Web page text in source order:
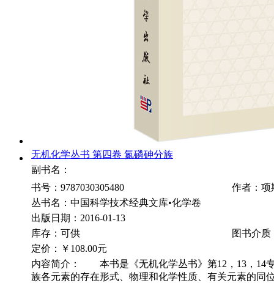
无机化学丛书 第四卷 氮磷砷分族
副书名：
书号：9787030305480
作者：项
丛书名：中国科学技术经典文库•化学卷
出版日期：2016-01-13
库存：可供
图书介质
定价：
￥108.00元
内容简介： 本书是《无机化学丛书》第12，13，14
族各元素的存在形式、物理和化学性质、有关元素的同